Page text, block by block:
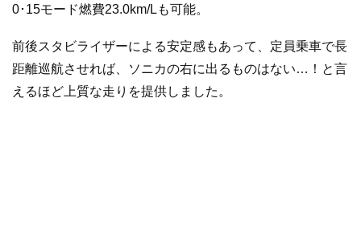
0･15モード燃費23.0km/Lも可能。
前後スタビライザーによる安定感もあって、定員乗車で長
距離巡航させれば、ソニカの右に出るものはない…！と言
えるほど上質な走りを提供しました。